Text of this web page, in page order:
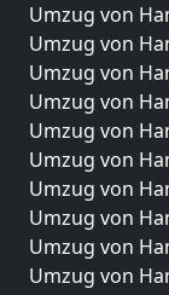
Umzug von
Umzug von
Umzug von
Umzug von
Umzug von
Umzug von
Umzug von
Umzug von
Umzug von
Umzug von